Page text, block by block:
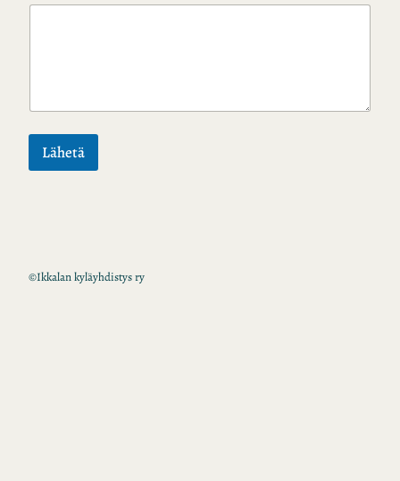
Lähetä
©Ikkalan kyläyhdistys ry